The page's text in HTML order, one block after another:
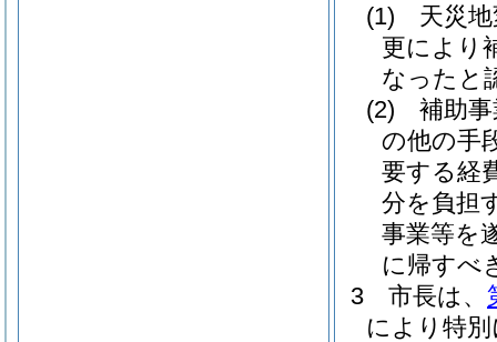
(1)
天災
更により
なったと
(2)
補助
の他の手
要する経
分を負担
事業等を
に帰すべ
3
市長は、
により特